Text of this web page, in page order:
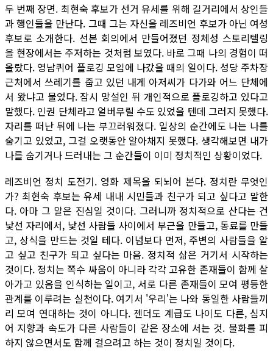
두 번째 장면. 최현숙 후보가 선거 유세를 위해 길거리에서 상인들
과 행인들을 만난다. 그때 그는 자신을 레즈비언 후보가 아닌 여성
후보로 소개한다. 선본 회의에서 만들어졌던 정체성 스토리텔링
을 현장에서는 주저하는 것처럼 보였다. 바로 그때 나의 경험이 떠
올랐다. 영남퀴어 플로깅 모임에 나갔을 때의 일이다. 성당 주차장
근처에서 쓰레기를 줍고 있던 내게 아저씨가 다가와 어느 단체에
서 왔냐고 물었다. 잠시 망설인 뒤 개인적으로 플로깅하고 있다고
말했다. 인권 단체라고 얼버무릴 수도 있었을 텐데 그러지 못했다.
자리를 떠난 뒤에 나는 부끄러워졌다. 일상의 순간에도 나는 나를
숨기고 있었고, 그걸 오랫동안 알아채지 못했다. 생각해보면 내가
나를 숨기거나 드러내는 그 순간들이 이미 정치적인 상황이었다.
레즈비언 정치 도전기. 영화 제목을 되뇌어 본다. 정치란 무엇인
가? 최현숙 후보는 유세 내내 시민들과 친구가 되고 싶다고 말한
다. 아마 그 말은 진심일 것이다. 그러니까 정치적으로 산다는 건
낯선 자리에서, 낯선 사람들 사이에서 부근을 만들고, 동료를 만들
고, 상식을 만드는 것일 테다. 이념보다 먼저, 주변의 사람들을 알
고 싶고 친구가 되고 싶다는 마음. 정치적 삶은 거기서 시작하는
것이다. 정치는 쪽수 싸움이 아니라 각각 고유한 존재들이 함께 살
아가고 있음을 인식하는 일이고, 서로 다른 존재들이 모여 평등한
관계를 이루려는 실천이다. 여기서 '우리'는 나와 동일한 사람들끼
리 모여 연대하는 것이 아니다. 젠더도 계급도 나이도 다른, 심지
어 지향과 속도가 다른 사람들이 같은 장소에 서는 것. 불화를 피
하지 않으면서도 함께 걸으려고 하는 것이 정치일 것이다.